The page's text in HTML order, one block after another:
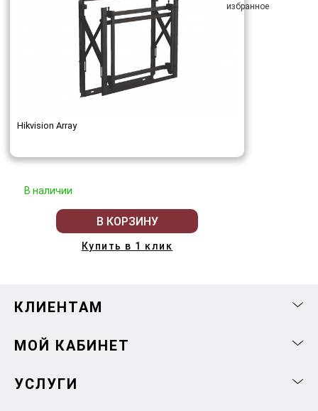
Hikvision Array
В наличии
В КОРЗИНУ
Купить в 1 клик
КЛИЕНТАМ
МОЙ КАБИНЕТ
УСЛУГИ